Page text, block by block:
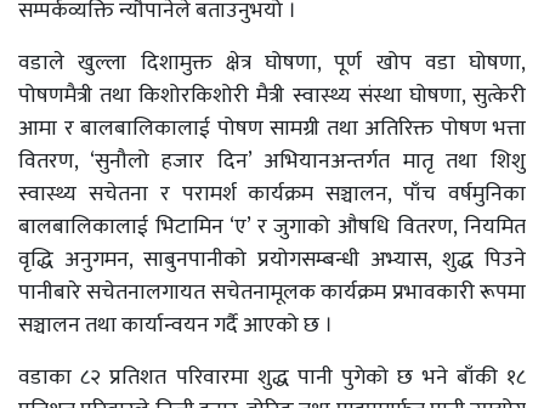
सम्पर्कव्यक्ति न्यौपानेले बताउनुभयो ।
वडाले खुल्ला दिशामुक्त क्षेत्र घोषणा, पूर्ण खोप वडा घोषणा,
पोषणमैत्री तथा किशोरकिशोरी मैत्री स्वास्थ्य संस्था घोषणा, सुत्केरी
आमा र बालबालिकालाई पोषण सामग्री तथा अतिरिक्त पोषण भत्ता
वितरण, ‘सुनौलो हजार दिन’ अभियानअन्तर्गत मातृ तथा शिशु
स्वास्थ्य सचेतना र परामर्श कार्यक्रम सञ्चालन, पाँच वर्षमुनिका
बालबालिकालाई भिटामिन ‘ए’ र जुगाको औषधि वितरण, नियमित
वृद्धि अनुगमन, साबुनपानीको प्रयोगसम्बन्धी अभ्यास, शुद्ध पिउने
पानीबारे सचेतनालगायत सचेतनामूलक कार्यक्रम प्रभावकारी रूपमा
सञ्चालन तथा कार्यान्वयन गर्दै आएको छ ।
वडाका ८२ प्रतिशत परिवारमा शुद्ध पानी पुगेको छ भने बाँकी १८